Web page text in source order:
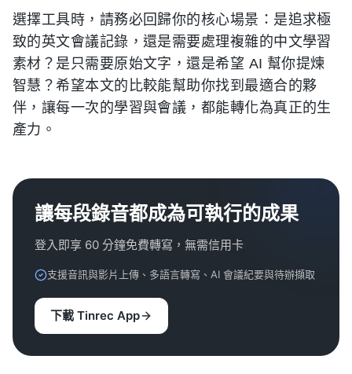
選擇工具時，請務必回歸你的核心場景：是追求極
致的英文會議記錄，還是需要處理複雜的中文學習
素材？是只需要原始文字，還是希望 AI 幫你提煉
智慧？希望本文的比較能幫助你找到最適合的夥
伴，讓每一次的學習與會議，都能轉化為真正的生
產力。
讓每段錄音都成為可執行的成果
登入即享 60 分鐘免費轉寫，無需信用卡
支援音訊與影片上傳、多語言轉寫、AI 會議紀要與待辦擷取
下載 Tinrec App